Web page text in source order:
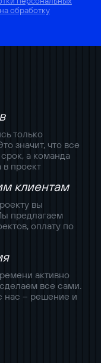
обработку
только
значит, что все
а команда
проект
клиентам
вы
предлагаем
оплату по
активно
все сами.
нас – решение и